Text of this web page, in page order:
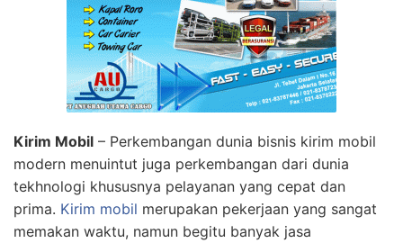
Kirim Mobil – Perkembangan dunia bisnis kirim mobil
modern menuintut juga perkembangan dari dunia
tekhnologi khususnya pelayanan yang cepat dan
prima. Kirim mobil merupakan pekerjaan yang sangat
memakan waktu, namun begitu banyak jasa